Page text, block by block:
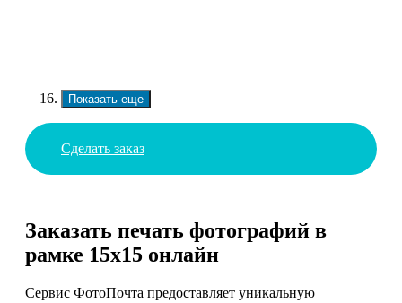
Показать еще
Сделать заказ
Заказать печать фотографий в
рамке 15х15 онлайн
Сервис ФотоПочта предоставляет уникальную